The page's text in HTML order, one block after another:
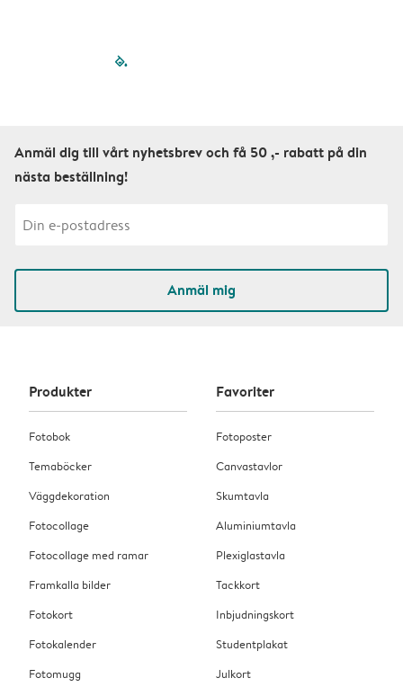
filled-pagination
Anmäl dig till vårt nyhetsbrev och få 50 ,- rabatt på din
nästa beställning!
Anmäl mig
Produkter
Fotobok
Temaböcker
Väggdekoration
Fotocollage
Fotocollage med ramar
Framkalla bilder
Fotokort
Fotokalender
Fotomugg
Favoriter
Fotoposter
Canvastavlor
Skumtavla
Aluminiumtavla
Plexiglastavla
Tackkort
Inbjudningskort
Studentplakat
Julkort